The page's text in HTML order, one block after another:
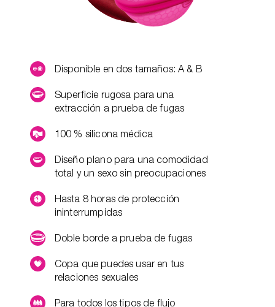
Disponible en dos tamaños: A & B
Superficie rugosa para una
extracción a prueba de fugas
100 % silicona médica
Diseño plano para una comodidad
total y un sexo sin preocupaciones
Hasta 8 horas de protección
ininterrumpidas
Doble borde a prueba de fugas
Copa que puedes usar en tus
relaciones sexuales
Para todos los tipos de flujo